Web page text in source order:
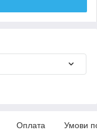
Оплата Умови